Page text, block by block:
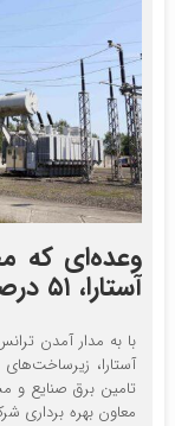
وعده‌ای که
آستارا، ۵۱ درصد افزایش یافت
آستارا،
تامین برق صنایع و
معاون بهره برداری